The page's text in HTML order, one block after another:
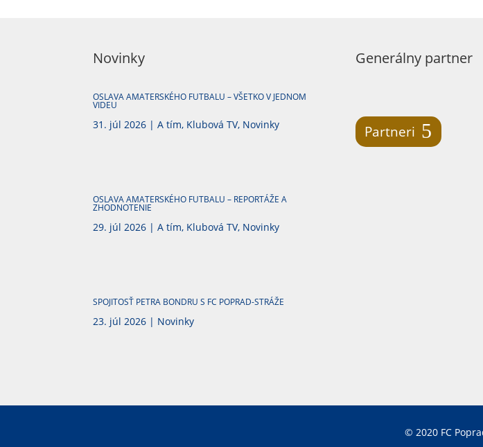
Novinky
OSLAVA AMATERSKÉHO FUTBALU – VŠETKO V JEDNOM
VIDEU
31. júl 2026 |A tím, Klubová TV, Novinky
OSLAVA AMATERSKÉHO FUTBALU – REPORTÁŽE A
ZHODNOTENIE
29. júl 2026 |A tím, Klubová TV, Novinky
SPOJITOSŤ PETRA BONDRU S FC POPRAD-STRÁŽE
23. júl 2026 | Novinky
Generálny partner
Partneri
© 2020 FC